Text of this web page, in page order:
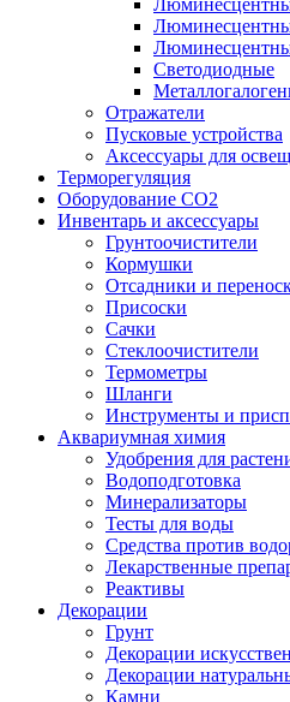
Светодиодные
Отражатели
Пусковые устройства
Аксессуары для
Терморегуляция
Оборудование CO2
Инвентарь и аксессуары
Грунтоочистители
Кормушки
Отсадники и
Присоски
Сачки
Стеклоочистители
Термометры
Шланги
Инструменты и
Аквариумная химия
Удобрения для
Водоподготовка
Минерализаторы
Тесты для воды
Средства против
Лекарственные
Реактивы
Декорации
Грунт
Декорации
Декорации
Камни